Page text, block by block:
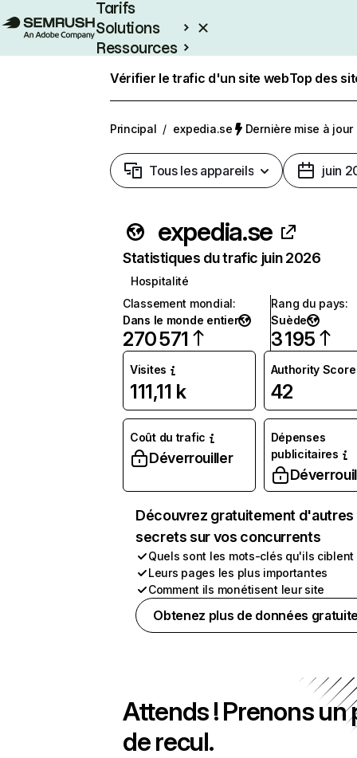
Tarifs
Solutions
Ressources
Vérifier le trafic d'un site webTop des
Principal / expedia.se Dernière mise à
Tous les appareils juin
expedia.se
Statistiques du trafic juin 2026
Hospitalité
Classement mondial:
Dans le monde entier
270 571
Rang du pays:
Suède
3 195
Visites
111,11 k
Authority Score
42
Coût du trafic
Déverrouiller
Dépenses
publicitaires
Découvrez gratuitement d'autres
secrets sur vos concurrents
Quels sont les mots-clés qu'ils ciblent
Leurs pages les plus importantes
Comment ils monétisent leur site
Obtenez plus de données
Attends ! Prenons un
de recul.